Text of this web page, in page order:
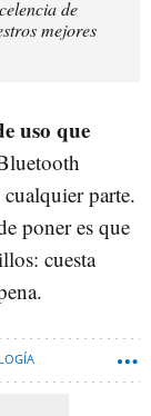
de
mejores
uso que
parte.
poner es que
cuesta